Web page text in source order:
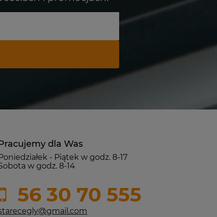
dla Was
- Piątek w godz. 8-17
w godz. 8-14
56 30 70 555